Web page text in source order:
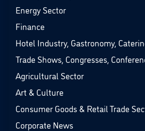
Energy Sector
Finance
Hotel Industry, Gastronomy,
Trade Shows, Congresses,
Agricultural Sector
Art & Culture
Consumer Goods & Retail Trade
Corporate News